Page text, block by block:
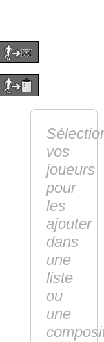
vos
joueurs
pour
les
ajouter
dans
une
liste
ou
une